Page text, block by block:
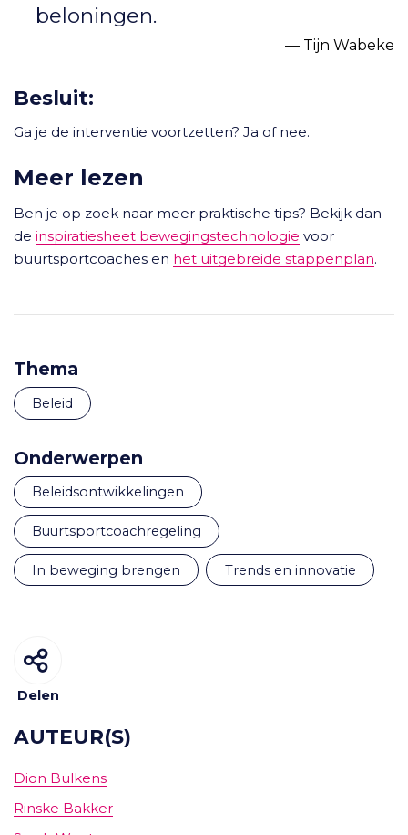
beloningen.
Tijn Wabeke
Besluit:
Ga je de interventie voortzetten? Ja of nee.
Meer lezen
Ben je op zoek naar meer praktische tips? Bekijk dan
de inspiratiesheet bewegingstechnologie voor
buurtsportcoaches en het uitgebreide stappenplan.
Thema
Beleid
Onderwerpen
beleidsontwikkelingen
buurtsportcoachregeling
in beweging brengen trends en innovatie
Delen
AUTEUR(S)
Dion Bulkens
Rinske Bakker